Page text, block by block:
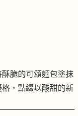
脆的可頌麵包塗抹
格，點綴以酸甜的新